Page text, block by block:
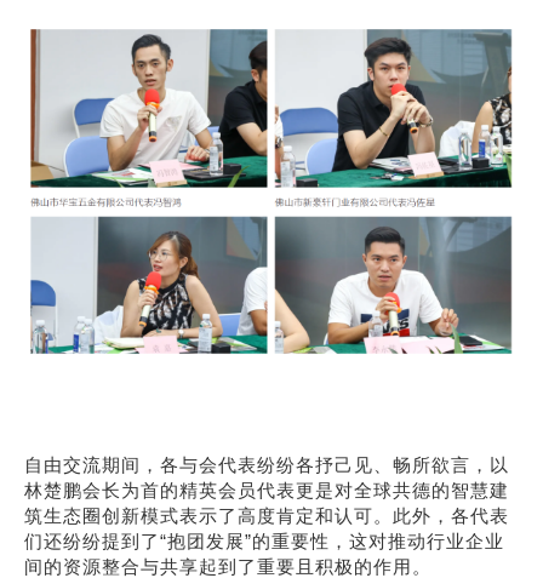
自由交流期间，各与会代表纷纷各抒己见、畅所欲言，以
林楚鹏会长为首的精英会员代表更是对全球共德的智慧建
筑生态圈创新模式表示了高度肯定和认可。此外，各代表
们还纷纷提到了“抱团发展”的重要性，这对推动行业企业
间的资源整合与共享起到了重要且积极的作用。